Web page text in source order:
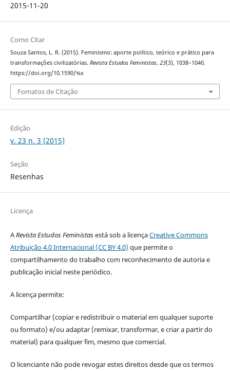
2015-11-20
Como Citar
Souza Santos, L. R. (2015). Feminismo: aporte político, teórico e prático para
transformações civilizatórias. Revista Estudos Feministas, 23(3), 1038–1040.
https://doi.org/10.1590/%x
Fomatos de Citação
Edição
v. 23 n. 3 (2015)
Seção
Resenhas
Licença
ARevista Estudos Feministasestá sob a licençaCreative Commons
Atribuição 4.0 Internacional (CC BY 4.0) que permite o
compartilhamento do trabalho com reconhecimento de autoria e
publicação inicial neste periódico.
A licença permite:
Compartilhar (copiar e redistribuir o material em qualquer suporte
ou formato) e/ou adaptar (remixar, transformar, e criar a partir do
material) para qualquer fim, mesmo que comercial.
O licenciante não pode revogar estes direitos desde que os termos